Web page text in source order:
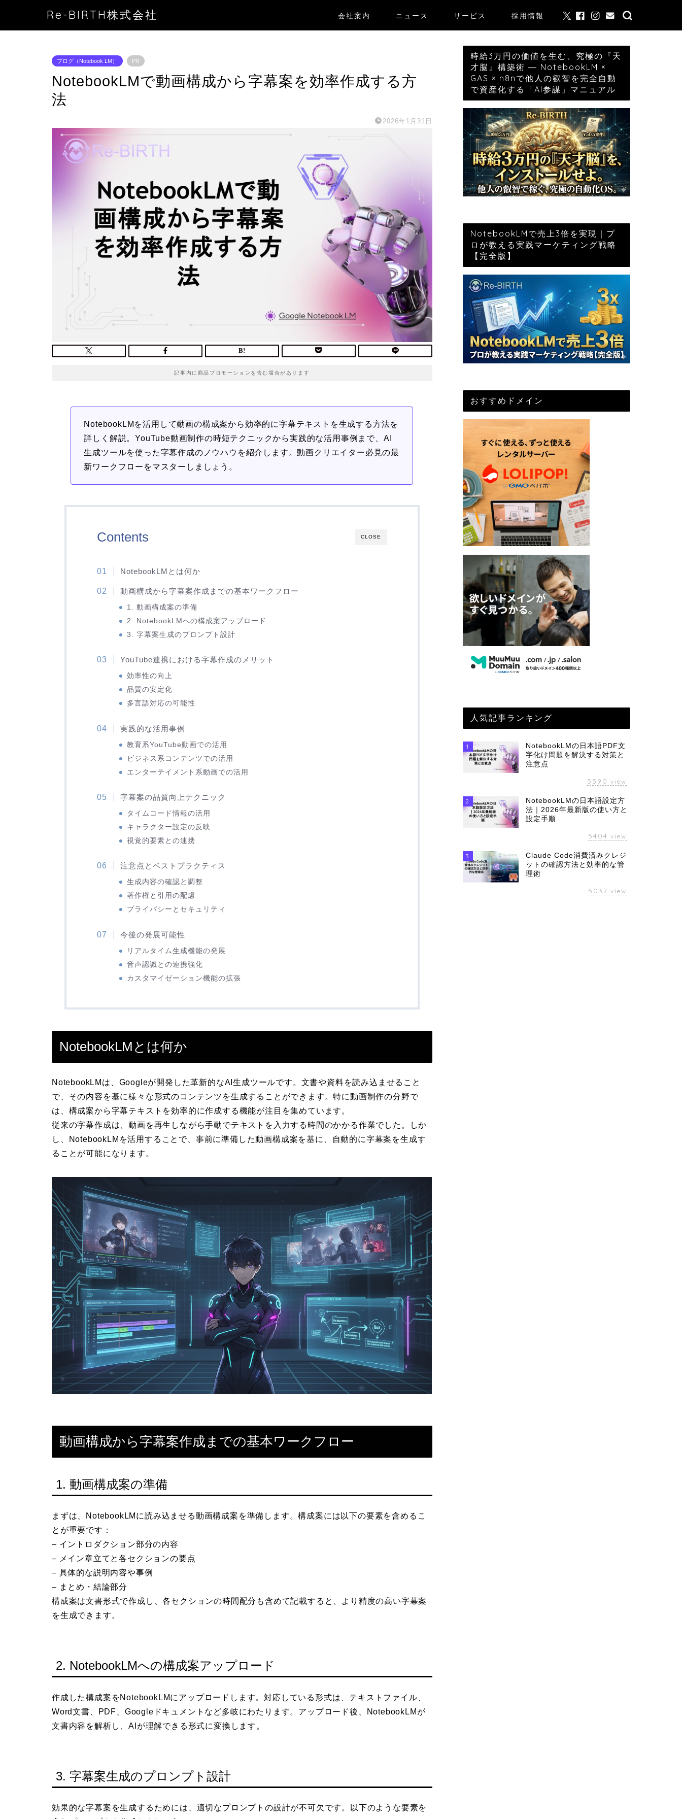
Re-BIRTH株式会社 会社案内 ニュース サービス 採用情報
ブログ（Notebook LM） PR
NotebookLMで動画構成から字幕案を効率作成する方
法
2026年1月31日
記事内に商品プロモーションを含む場合があります
NotebookLMを活用して動画の構成案から効率的に字幕テキストを生成する方法を
詳しく解説。YouTube動画制作の時短テクニックから実践的な活用事例まで、AI
生成ツールを使った字幕作成のノウハウを紹介します。動画クリエイター必見の最
新ワークフローをマスターしましょう。
CLOSE
Contents
NotebookLMとは何か
動画構成から字幕案作成までの基本ワークフロー
1. 動画構成案の準備
2. NotebookLMへの構成案アップロード
3. 字幕案生成のプロンプト設計
YouTube連携における字幕作成のメリット
効率性の向上
品質の安定化
多言語対応の可能性
実践的な活用事例
教育系YouTube動画での活用
ビジネス系コンテンツでの活用
エンターテイメント系動画での活用
字幕案の品質向上テクニック
タイムコード情報の活用
キャラクター設定の反映
視覚的要素との連携
注意点とベストプラクティス
生成内容の確認と調整
著作権と引用の配慮
プライバシーとセキュリティ
今後の発展可能性
リアルタイム生成機能の発展
音声認識との連携強化
カスタマイゼーション機能の拡張
NotebookLMとは何か
NotebookLMは、Googleが開発した革新的なAI生成ツールです。文書や資料を読み込ませること
で、その内容を基に様々な形式のコンテンツを生成することができます。特に動画制作の分野で
は、構成案から字幕テキストを効率的に作成する機能が注目を集めています。
従来の字幕作成は、動画を再生しながら手動でテキストを入力する時間のかかる作業でした。しか
し、NotebookLMを活用することで、事前に準備した動画構成案を基に、自動的に字幕案を生成す
ることが可能になります。
動画構成から字幕案作成までの基本ワークフロー
1. 動画構成案の準備
まずは、NotebookLMに読み込ませる動画構成案を準備します。構成案には以下の要素を含めるこ
とが重要です：
– イントロダクション部分の内容
– メイン章立てと各セクションの要点
– 具体的な説明内容や事例
– まとめ・結論部分
構成案は文書形式で作成し、各セクションの時間配分も含めて記載すると、より精度の高い字幕案
を生成できます。
2. NotebookLMへの構成案アップロード
作成した構成案をNotebookLMにアップロードします。対応している形式は、テキストファイル、
Word文書、PDF、Googleドキュメントなど多岐にわたります。アップロード後、NotebookLMが
文書内容を解析し、AIが理解できる形式に変換します。
3. 字幕案生成のプロンプト設計
効果的な字幕案を生成するためには、適切なプロンプトの設計が不可欠です。以下のような要素を
時給3万円の価値を生む、究極の『天
才脳』構築術 ― NotebookLM ×
GAS × n8nで他人の叡智を完全自動
で資産化する「AI参謀」マニュアル
NotebookLMで売上3倍を実現｜プ
ロが教える実践マーケティング戦略
【完全版】
おすすめドメイン
人気記事ランキング
1
NotebookLMの日本語PDF文
字化け問題を解決する対策と
注意点
5590 view
2
NotebookLMの日本語設定方
法｜2026年最新版の使い方と
設定手順
5404 view
3
Claude Code消費済みクレジ
ットの確認方法と効率的な管
理術
5037 view